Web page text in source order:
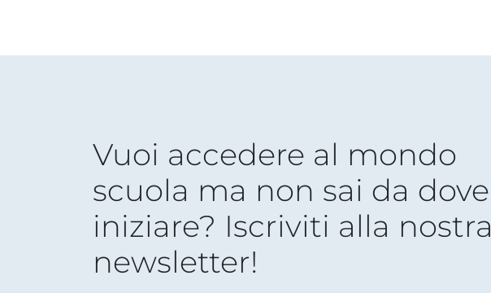
Vuoi accedere al mondo
scuola ma non sai da dove
iniziare? Iscriviti alla nostra
newsletter!